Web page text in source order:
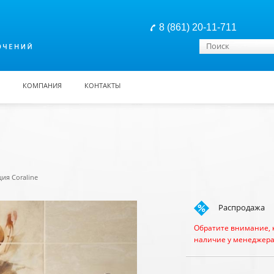
8 (861) 20-11-711
Форма поиска
Поиск
КОМПАНИЯ КОНТАКТЫ
Coraline
Распродажа
Обратите внимание,
наличие у